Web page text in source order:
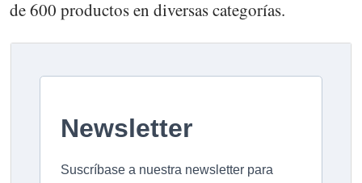
de 600 productos en diversas categorías.